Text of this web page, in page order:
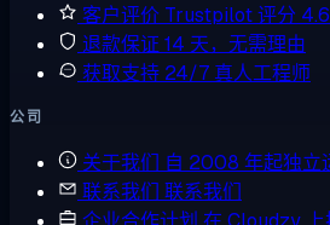
客户评价 Trustpilot 评分
退款保证 14 天，无需理由
获取支持 24/7 真人工程师
公司
关于我们 自 2008 年起独立
联系我们 联系我们